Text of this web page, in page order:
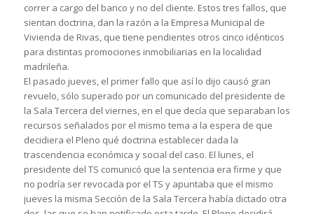
correr a cargo del banco y no del cliente. Estos tres fallos, que
sientan doctrina, dan la razón a la Empresa Municipal de
Vivienda de Rivas, que tiene pendientes otros cinco idénticos
para distintas promociones inmobiliarias en la localidad
madrileña.
El pasado jueves, el primer fallo que así lo dijo causó gran
revuelo, sólo superado por un comunicado del presidente de
la Sala Tercera del viernes, en el que decía que separaban los
recursos señalados por el mismo tema a la espera de que
decidiera el Pleno qué doctrina establecer dada la
trascendencia económica y social del caso. El lunes, el
presidente del TS comunicó que la sentencia era firme y que
no podría ser revocada por el TS y apuntaba que el mismo
jueves la misma Sección de la Sala Tercera había dictado otra